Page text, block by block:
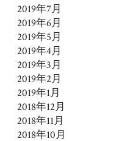
2019年7月
2019年6月
2019年5月
2019年4月
2019年3月
2019年2月
2019年1月
2018年12月
2018年11月
2018年10月